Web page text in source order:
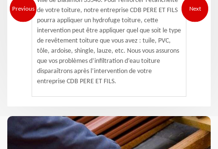
Previous de votre toiture, notre entreprise CDB PERE ET FILS
pourra appliquer un hydrofuge toiture, cette
intervention peut être appliquer quel que soit le type
de revêtement toiture que vous avez : tuile, PVC,
tôle, ardoise, shingle, lauze, etc. Nous vous assurons
que vos problèmes d’infiltration d’eau toiture
disparaîtrons après l’intervention de votre
entreprise CDB PERE ET FILS.
Next